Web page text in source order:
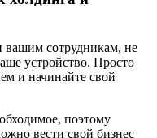
вашим сотрудникам, не
устройство. Просто
и начинайте свой
поэтому
вести свой бизнес